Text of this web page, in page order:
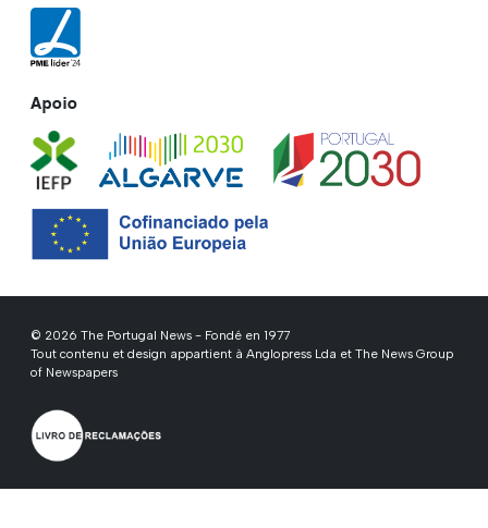
Apoio
© 2026 The Portugal News - Fondé en 1977
Tout contenu et design appartient à Anglopress Lda et The News Group
of Newspapers